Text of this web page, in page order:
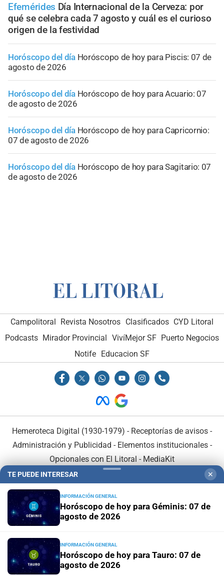
Efemérides Día Internacional de la Cerveza: por
qué se celebra cada 7 agosto y cuál es el curioso
origen de la festividad
Horóscopo del día Horóscopo de hoy para Piscis: 07 de
agosto de 2026
Horóscopo del día Horóscopo de hoy para Acuario: 07
de agosto de 2026
Horóscopo del día Horóscopo de hoy para Capricornio:
07 de agosto de 2026
Horóscopo del día Horóscopo de hoy para Sagitario: 07
de agosto de 2026
Campolitoral Revista Nosotros Clasificados CYD Litoral
Podcasts Mirador Provincial VivíMejor SF Puerto Negocios
Notife Educacion SF
Hemeroteca Digital (1930-1979) - Receptorías de avisos -
Administración y Publicidad - Elementos institucionales-
Opcionales con El Litoral - MediaKit
En Asociación con:
TE PUEDE INTERESAR ✕
INFORMACIÓN GENERAL
Horóscopo de hoy para Géminis: 07 de
agosto de 2026
INFORMACIÓN GENERAL
Horóscopo de hoy para Tauro: 07 de
agosto de 2026